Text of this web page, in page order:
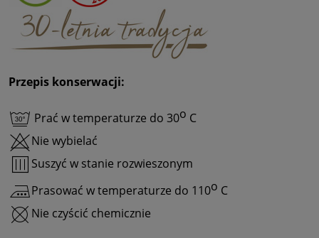
Przepis konserwacji:
Prać w temperaturze do 30o C
Nie wybielać
Suszyć w stanie rozwieszonym
Prasować w temperaturze do 110o C
Nie czyścić chemicznie